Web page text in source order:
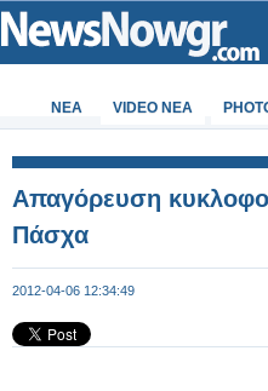
ΝΕΑ VIDEO NEA
Απαγόρευση
Πάσχα
2012-04-06 12:34:49